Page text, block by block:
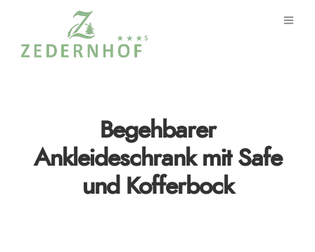
Begehbarer
Ankleideschrank mit Safe
und Kofferbock